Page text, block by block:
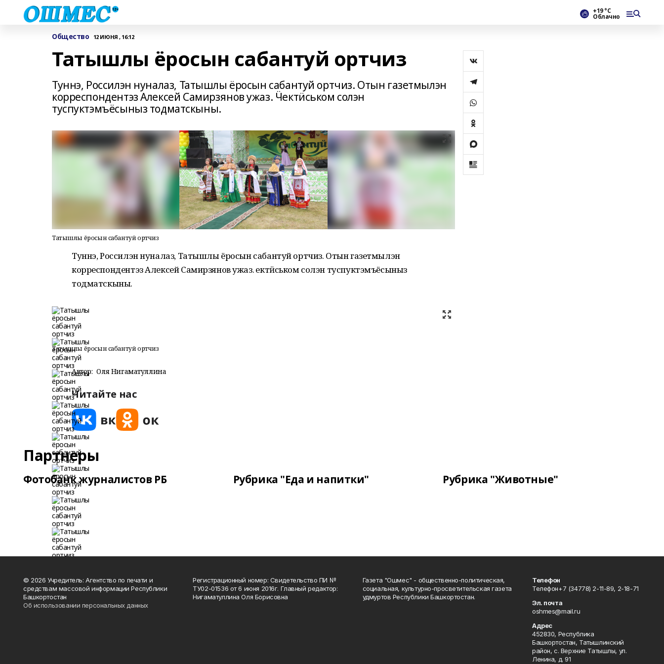
+19 °С
Облачно
Общество 12 ИЮНЯ , 16:12
Татышлы ёросын сабантуй ортчиз
Туннэ, Россилэн нуналаз, Татышлы ёросын сабантуй ортчиз. Отын газетмылэн
корреспондентэз Алексей Самирзянов ужаз. Ӵектӥськом солэн
туспуктэмъёсыныз тодматскыны.
Татышлы ёросын сабантуй ортчиз
Туннэ, Россилэн нуналаз, Татышлы ёросын сабантуй ортчиз. Отын газетмылэн
корреспондентэз Алексей Самирзянов ужаз. Ӵектӥськом солэн туспуктэмъёсыныз
тодматскыны.
Татышлы ёросын сабантуй ортчиз
Автор: Оля Нигаматуллина
Читайте нас
Партнеры
Фотобанк журналистов РБ Рубрика "Еда и напитки" Рубрика "Животные"
© 2026 Учредитель: Агентство по печати и
средствам массовой информации Республики
Башкортостан
Об использовании персональных данных
Регистрационный номер: Свидетельство ПИ №
ТУ02-01536 от 6 июня 2016г. Главный редактор:
Нигаматуллина Оля Борисовна
Газета "Ошмес" - общественно-политическая,
социальная, культурно-просветительская газета
удмуртов Республики Башкортостан.
Телефон
Телефон+7 (34778) 2-11-89, 2-18-71
Эл. почта
oshmes@mail.ru
Адрес
452830, Республика
Башкортостан, Татышлинский
район, с. Верхние Татышлы, ул.
Ленина, д. 91